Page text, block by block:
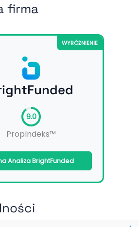
firma
WYRÓŻNIENIE
9.0
PropIndeks™
Analiza BrightFunded